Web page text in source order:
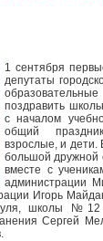
1 сентября
депутаты
поздравить
с началом
общий
взрослые, и
большой дружной
вместе с
администрации
Игорь
школы №12
Сергей